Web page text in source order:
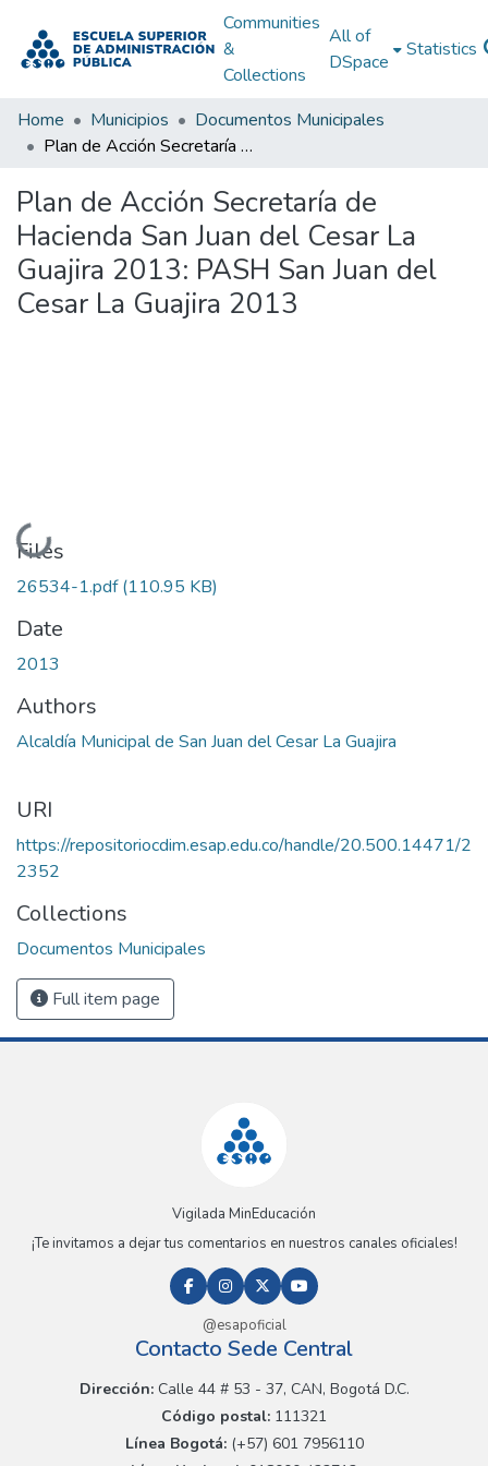
Communities
&
Collections
All of
DSpace
Statistics
Home Municipios
Documentos Municipales
Plan de Acción Secretaría de Hacienda San Juan del Cesar La Guajira 2013: PASH San Juan del Cesar La Guajira 2013
Plan de Acción Secretaría de
Hacienda San Juan del Cesar La
Guajira 2013: PASH San Juan del
Cesar La Guajira 2013
Loading...
Files
26534-1.pdf(110.95 KB)
Date
2013
Authors
Alcaldía Municipal de San Juan del Cesar La Guajira
URI
https://repositoriocdim.esap.edu.co/handle/20.500.14471/2
2352
Collections
Documentos Municipales
Full item page
Vigilada MinEducación
¡Te invitamos a dejar tus comentarios en nuestros canales oficiales!
@esapoficial
Contacto Sede Central
Dirección:Calle 44 # 53 - 37, CAN, Bogotá D.C.
Código postal: 111321
Línea Bogotá:(+57) 601 7956110